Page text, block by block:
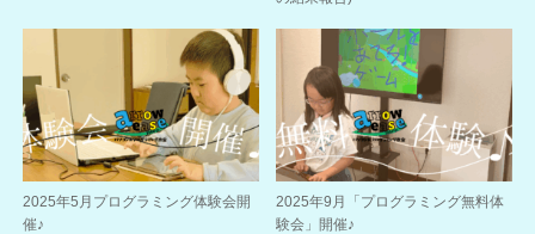
2025年5月プログラミング体験会開
催♪
2025年9月「プログラミング無料体
験会」開催♪